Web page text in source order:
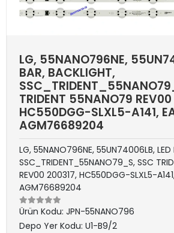
LG, 55NANO796NE,
BAR, BACKLIGHT,
TRIDENT 55NANO79
HC550DGG-SLXL5-A141,
AGM76689204
LG, 55NANO796NE, 55UN74006LB, LED
SSC_TRIDENT_55NANO79_S, SSC
REV00 200317, HC550DGG-SLXL5-
AGM76689204
Ürün Kodu: JPN-55NANO796
Depo Yer Kodu: U1-B9/2